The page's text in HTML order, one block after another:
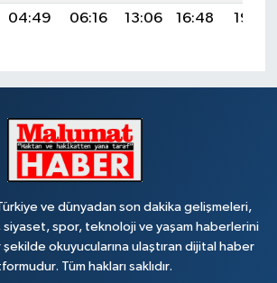
04:49 06:16 13:06 16:48 19:46
ve dünyadan son dakika gelişmeleri,
spor, teknoloji ve yaşam haberlerini
şekilde okuyucularına ulaştıran dijital haber
Tüm hakları saklıdır.